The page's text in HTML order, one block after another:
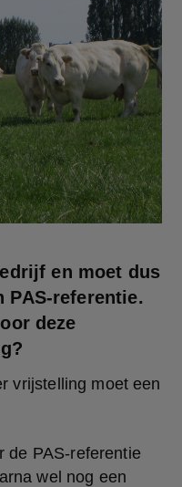
en moet dus
PAS-referentie.
deze
vrijstelling moet een
de PAS-referentie
wel nog een